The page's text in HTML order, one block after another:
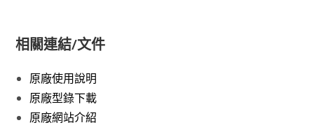
相關連結/文件
原廠使用說明
原廠型錄下載
原廠網站介紹